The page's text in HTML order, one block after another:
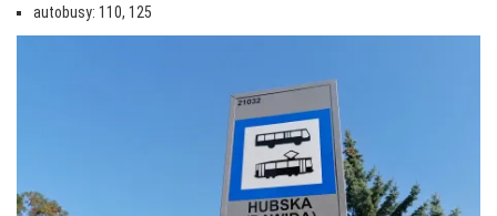
autobusy: 110, 125